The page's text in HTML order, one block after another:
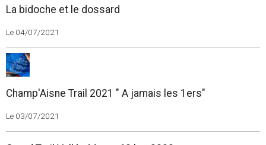
La bidoche et le dossard
Le 04/07/2021
Champ'Aisne Trail 2021 " A jamais les 1ers"
Le 03/07/2021